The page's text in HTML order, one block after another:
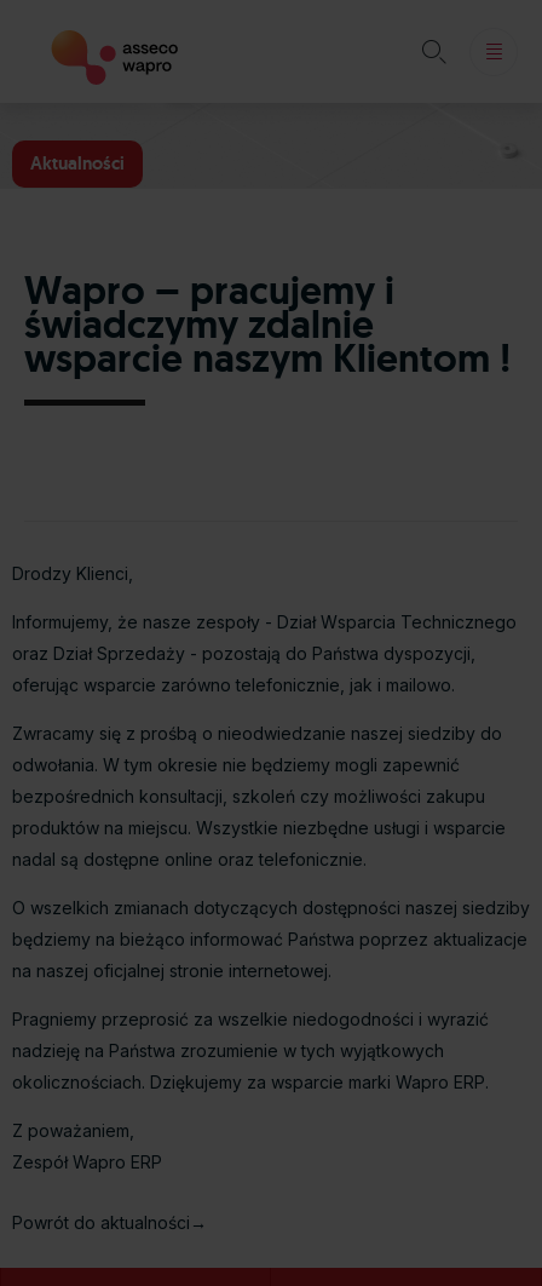

Aktualności
Wapro – pracujemy i
świadczymy zdalnie
wsparcie naszym Klientom !
Drodzy Klienci,
Informujemy, że nasze zespoły - Dział Wsparcia Technicznego
oraz Dział Sprzedaży - pozostają do Państwa dyspozycji,
oferując wsparcie zarówno telefonicznie, jak i mailowo.
Zwracamy się z prośbą o nieodwiedzanie naszej siedziby do
odwołania. W tym okresie nie będziemy mogli zapewnić
bezpośrednich konsultacji, szkoleń czy możliwości zakupu
produktów na miejscu. Wszystkie niezbędne usługi i wsparcie
nadal są dostępne online oraz telefonicznie.
O wszelkich zmianach dotyczących dostępności naszej siedziby
będziemy na bieżąco informować Państwa poprzez aktualizacje
na naszej oficjalnej stronie internetowej.
Pragniemy przeprosić za wszelkie niedogodności i wyrazić
nadzieję na Państwa zrozumienie w tych wyjątkowych
okolicznościach. Dziękujemy za wsparcie marki Wapro ERP.
Z poważaniem,
Zespół Wapro ERP
Powrót do aktualności→